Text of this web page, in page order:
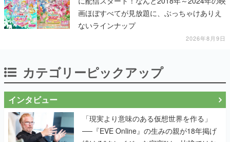
画ほぼすべてが見放題に、ぶっちゃけありえ
ないラインナップ
2026年8月9日
カテゴリーピックアップ
インタビュー
「現実より意味のある仮想世界を作る」
──『EVE Online』の生みの親が18年掲げ